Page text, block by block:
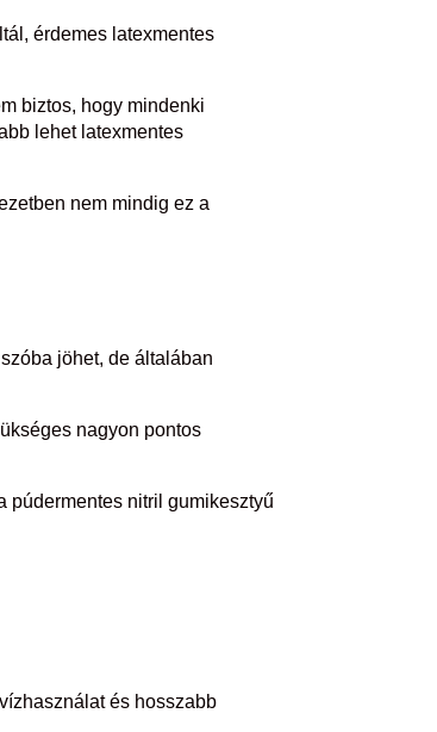
érdemes latexmentes
biztos, hogy mindenki
lehet latexmentes
nem mindig ez a
jöhet, de általában
nagyon pontos
púdermentes nitril gumikesztyű
és hosszabb